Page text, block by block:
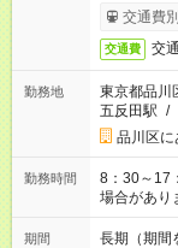
て加給・
円の継続手
交通費
交通費 交
勤務地
東京都品川
五反田駅 /
品川区に
勤務時間
8：30～17
場合があります。 ◎フレックス勤務が可
す。 ◎今よ
改革に全社
期間
長期（期間